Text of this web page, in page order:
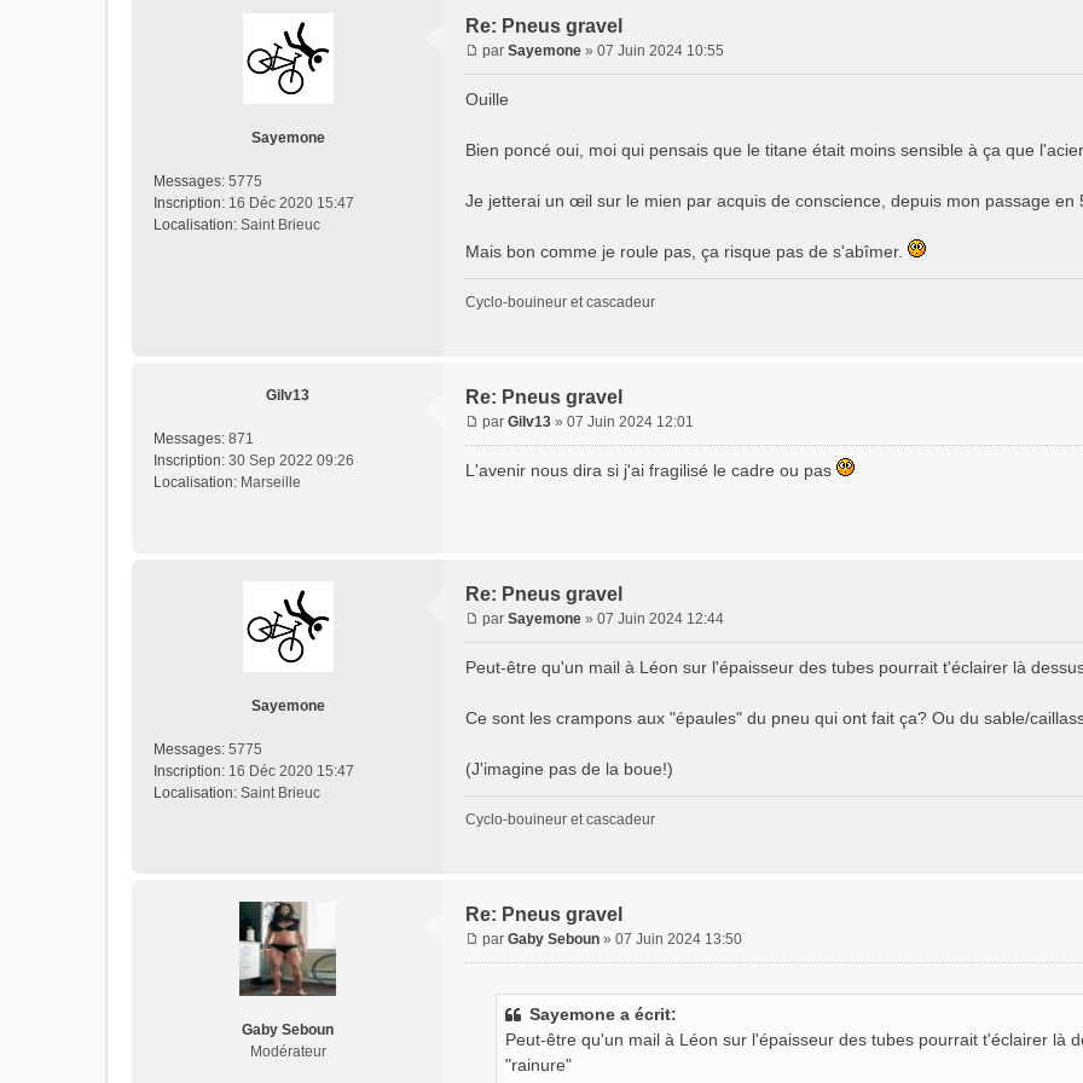
Sayemone
Messages: 5775
Inscription: 16 Déc 2020 15:47
Localisation: Saint Brieuc
Re: Pneus gravel
par Sayemone » 07 Juin 2024 10:55
Ouille
Bien poncé oui, moi qui pensais que le titane était moins sensible à ça que l'acier.
Je jetterai un œil sur le mien par acquis de conscience, depuis mon passage en
Mais bon comme je roule pas, ça risque pas de s'abîmer.
Cyclo-bouineur et cascadeur
Gilv13
Messages: 871
Inscription: 30 Sep 2022 09:26
Localisation: Marseille
Re: Pneus gravel
par Gilv13 » 07 Juin 2024 12:01
L'avenir nous dira si j'ai fragilisé le cadre ou pas
Sayemone
Messages: 5775
Inscription: 16 Déc 2020 15:47
Localisation: Saint Brieuc
Re: Pneus gravel
par Sayemone » 07 Juin 2024 12:44
Peut-être qu'un mail à Léon sur l'épaisseur des tubes pourrait t'éclairer là
Ce sont les crampons aux "épaules" du pneu qui ont fait ça? Ou du sable/
(J'imagine pas de la boue!)
Cyclo-bouineur et cascadeur
Gaby Seboun
Modérateur
Re: Pneus gravel
par Gaby Seboun » 07 Juin 2024 13:50
Sayemone a écrit:
Peut-être qu'un mail à Léon sur l'épaisseur des tubes pourrait t'éclairer là
"rainure"